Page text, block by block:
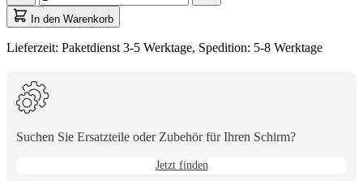
aktualisiert
auf
1
In den Warenkorb
Lieferzeit: Paketdienst 3-5 Werktage, Spedition: 5-8 Werktage
Suchen Sie Ersatzteile oder Zubehör für Ihren Schirm?
Jetzt finden